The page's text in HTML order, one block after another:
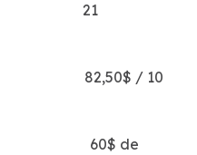
/ 10
: 60$ de